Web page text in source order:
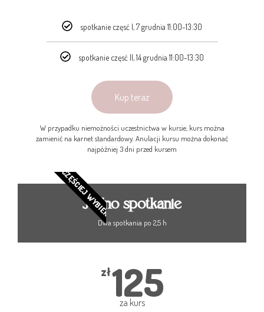
spotkanie częsć I, 7 grudnia 11:00-13:30
spotkanie częsć II, 14 grudnia 11:00-13:30
Kup teraz
W przypadku niemożności uczestnictwa w kursie, kurs można
zamienić na karnet standardowy. Anulacji kursu można dokonać
najpóźniej 3 dni przed kursem
NAJCZĘŚCIEJ WYBIERANE
Jedno spotkanie
Dwa spotkania po 2,5 h
zł125
za kurs